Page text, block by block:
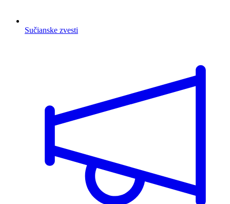
Sučianske zvesti